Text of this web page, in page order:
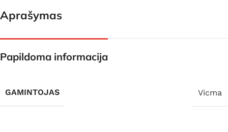
Aprašymas
Papildoma informacija
GAMINTOJAS Vicma